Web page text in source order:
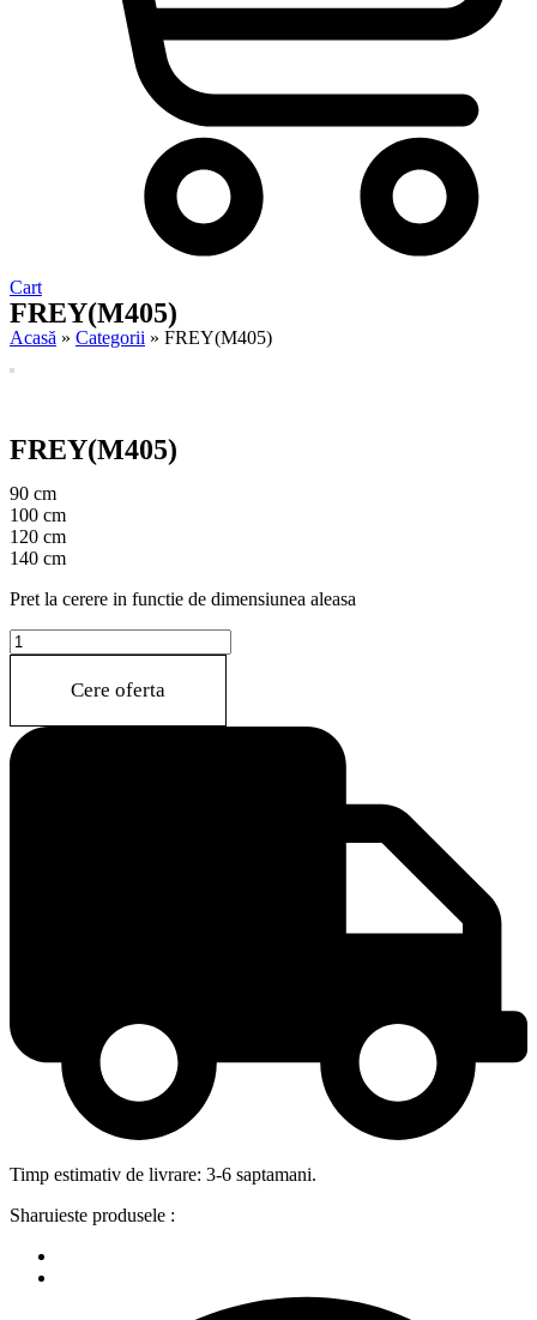
Cart
FREY(M405)
Acasă » Categorii » FREY(M405)
FREY(M405)
90 cm
100 cm
120 cm
140 cm
Pret la cerere in functie de dimensiunea aleasa
FREY(M405)
quantity
Cere oferta
Timp estimativ de livrare: 3-6 saptamani.
Sharuieste produsele :